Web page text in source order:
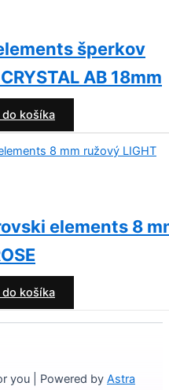
šperkov
AB 18mm
košíka
elements 8
košíka
you | Powered by Astra